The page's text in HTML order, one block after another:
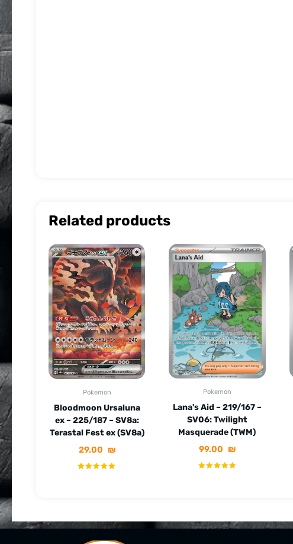
Related products
Pokemon
Bloodmoon Ursaluna
ex – 225/187 – SV8a:
Terastal Fest ex (SV8a)
29.00 ₪
Pokemon
Lana's Aid – 219/167 –
SV06: Twilight
Masquerade (TWM)
99.00 ₪